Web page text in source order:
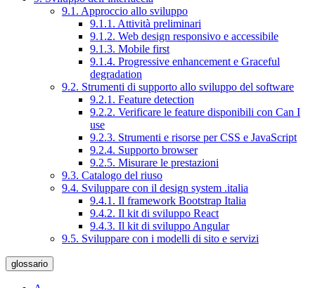
9.1. Approccio allo sviluppo
9.1.1. Attività preliminari
9.1.2. Web design responsivo e accessibile
9.1.3. Mobile first
9.1.4. Progressive enhancement e Graceful
degradation
9.2. Strumenti di supporto allo sviluppo del software
9.2.1. Feature detection
9.2.2. Verificare le feature disponibili con Can I
use
9.2.3. Strumenti e risorse per CSS e JavaScript
9.2.4. Supporto browser
9.2.5. Misurare le prestazioni
9.3. Catalogo del riuso
9.4. Sviluppare con il design system .italia
9.4.1. Il framework Bootstrap Italia
9.4.2. Il kit di sviluppo React
9.4.3. Il kit di sviluppo Angular
9.5. Sviluppare con i modelli di sito e servizi
glossario